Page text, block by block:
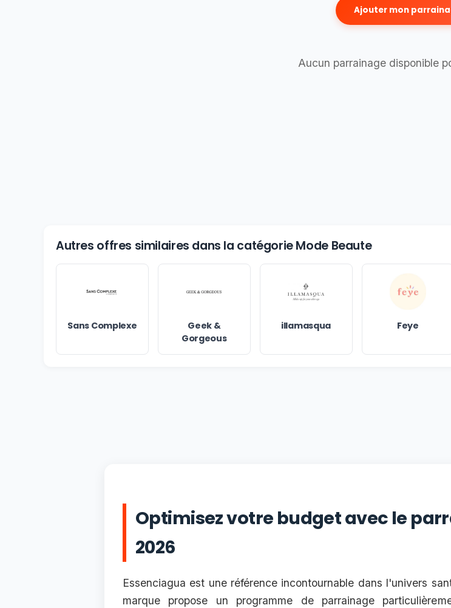
Ajouter mon
Aucun parrainage disponible
Autres offres similaires dans la catégorie Mode Beaute
Sans Complexe
Geek &
Gorgeous
illamasqua Feye
Optimisez votre budget avec le
2026
Essenciagua est une référence incontournable dans l'univers
marque propose un programme de parrainage